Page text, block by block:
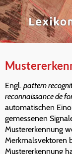
Engl. pattern
reconnaissance de
automatischen
gemessenen
Mustererkennung
Merkmalsvektoren
Mustererkennung